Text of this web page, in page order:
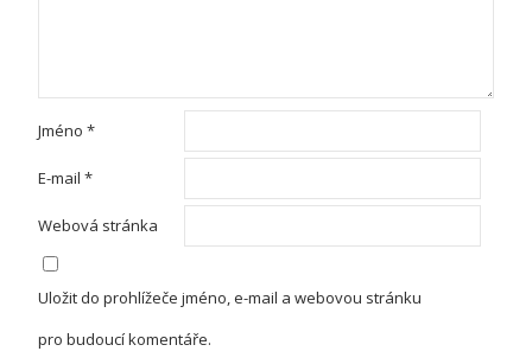
Jméno*
E-mail*
Webová stránka
Uložit do prohlížeče jméno, e-mail a webovou stránku
pro budoucí komentáře.